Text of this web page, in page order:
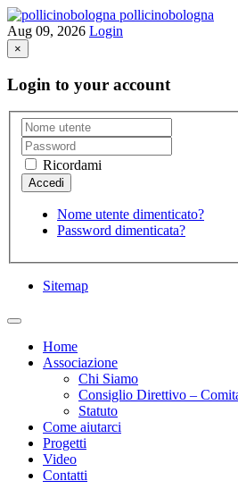
pollicinobologna
Aug 09, 2026 Login
×
Login to your account
Ricordami
Nome utente dimenticato?
Password dimenticata?
Sitemap
Home
Associazione
Chi Siamo
Consiglio Direttivo –
Statuto
Come aiutarci
Progetti
Video
Contatti